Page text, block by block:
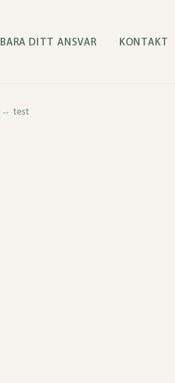
BARA DITT ANSVAR KONTAKT
test